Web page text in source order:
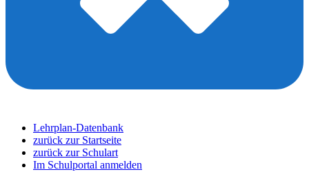
Lehrplan-Datenbank
zurück zur Startseite
zurück zur Schulart
Im Schulportal anmelden